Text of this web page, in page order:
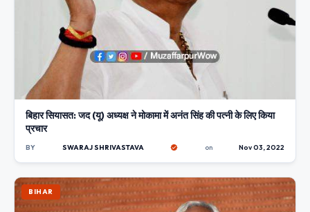
बिहार सियासत: जद (यू) अध्यक्ष ने मोकामा में अनंत सिंह की पत्नी के लिए किया
प्रचार
BY SWARAJ SHRIVASTAVA on Nov 03, 2022
BIHAR